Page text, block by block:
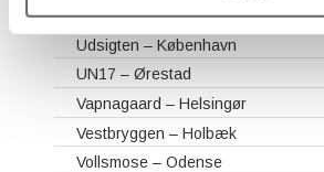
Trianglen – Aarhus
Udsigten – København
UN17 – Ørestad
Vapnagaard – Helsingør
Vestbryggen – Holbæk
Vollsmose – Odense